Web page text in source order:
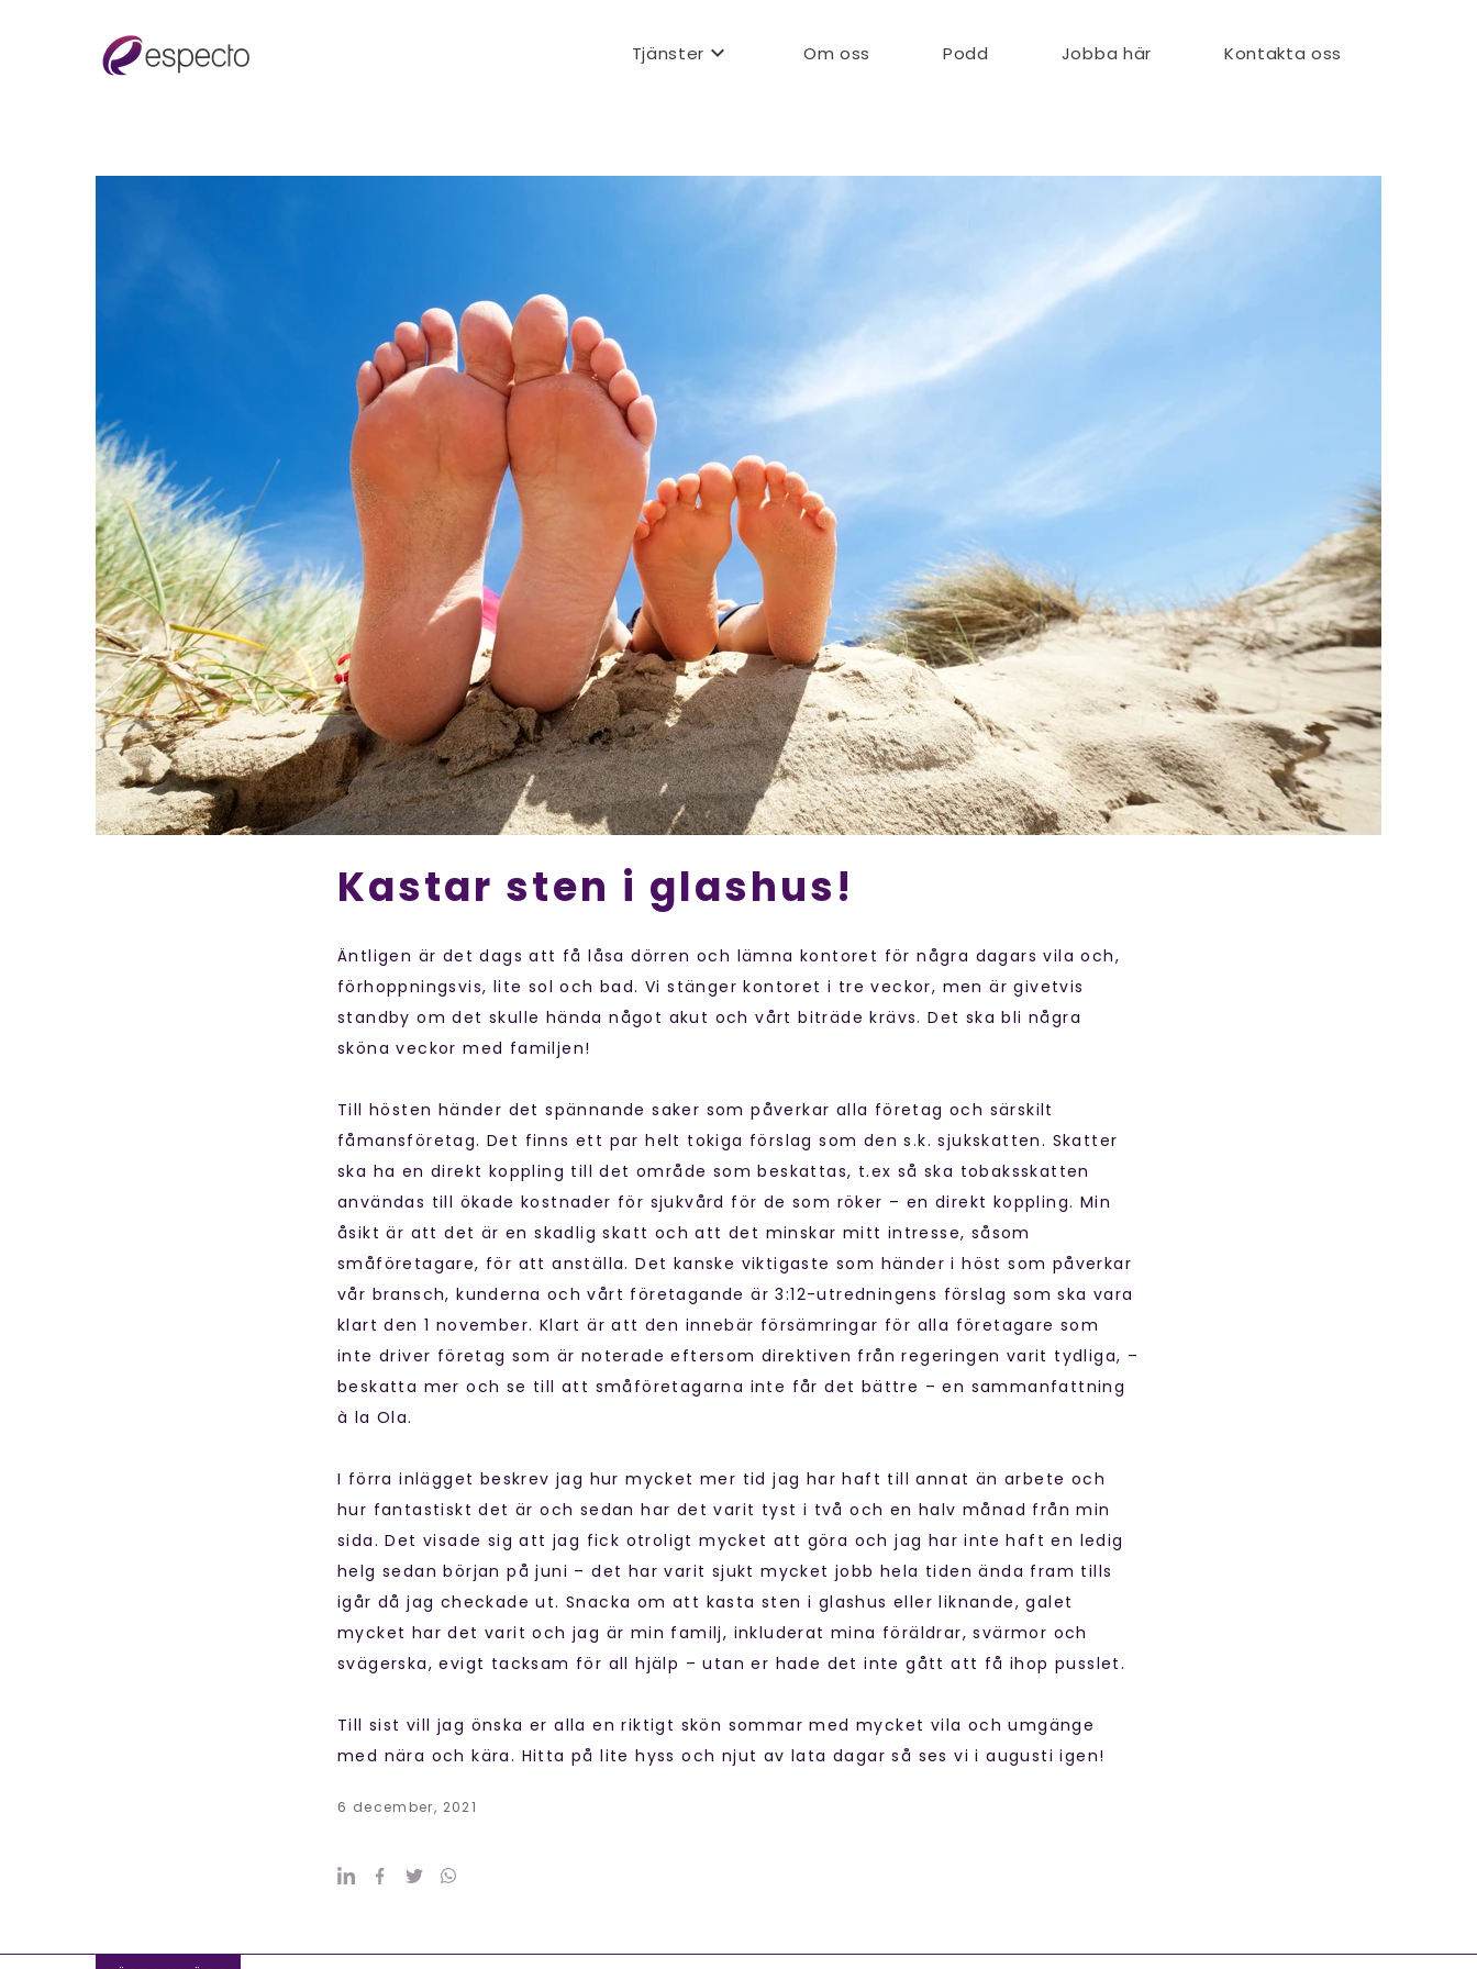
Tjänster expand_more Om oss Podd Jobba här Kontakta oss
Kastar sten i glashus!
Äntligen är det dags att få låsa dörren och lämna kontoret för några dagars vila och,
förhoppningsvis, lite sol och bad. Vi stänger kontoret i tre veckor, men är givetvis
standby om det skulle hända något akut och vårt biträde krävs. Det ska bli några
sköna veckor med familjen!
Till hösten händer det spännande saker som påverkar alla företag och särskilt
fåmansföretag. Det finns ett par helt tokiga förslag som den s.k. sjukskatten. Skatter
ska ha en direkt koppling till det område som beskattas, t.ex så ska tobaksskatten
användas till ökade kostnader för sjukvård för de som röker – en direkt koppling. Min
åsikt är att det är en skadlig skatt och att det minskar mitt intresse, såsom
småföretagare, för att anställa. Det kanske viktigaste som händer i höst som påverkar
vår bransch, kunderna och vårt företagande är 3:12-utredningens förslag som ska vara
klart den 1 november. Klart är att den innebär försämringar för alla företagare som
inte driver företag som är noterade eftersom direktiven från regeringen varit tydliga, –
beskatta mer och se till att småföretagarna inte får det bättre – en sammanfattning
à la Ola.
I förra inlägget beskrev jag hur mycket mer tid jag har haft till annat än arbete och
hur fantastiskt det är och sedan har det varit tyst i två och en halv månad från min
sida. Det visade sig att jag fick otroligt mycket att göra och jag har inte haft en ledig
helg sedan början på juni – det har varit sjukt mycket jobb hela tiden ända fram tills
igår då jag checkade ut. Snacka om att kasta sten i glashus eller liknande, galet
mycket har det varit och jag är min familj, inkluderat mina föräldrar, svärmor och
svägerska, evigt tacksam för all hjälp – utan er hade det inte gått att få ihop pusslet.
Till sist vill jag önska er alla en riktigt skön sommar med mycket vila och umgänge
med nära och kära. Hitta på lite hyss och njut av lata dagar så ses vi i augusti igen!
6 december, 2021